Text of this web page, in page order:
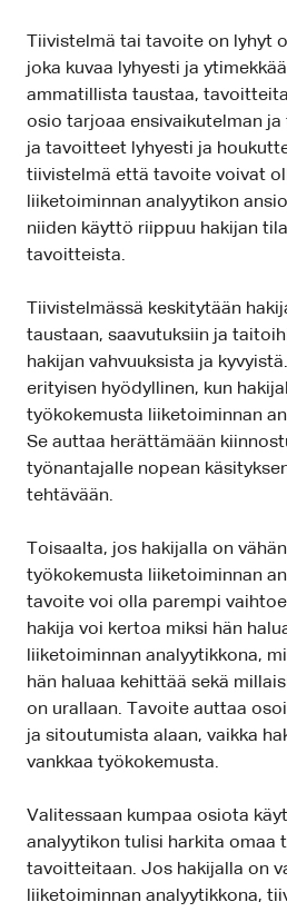
Tiivistelmä tai tavoite on lyhyt
joka kuvaa lyhyesti ja
ammatillista taustaa,
osio tarjoaa ensivaikutelman
ja tavoitteet lyhyesti ja
tiivistelmä että tavoite voivat
liiketoiminnan analyytikon
niiden käyttö riippuu hakijan
tavoitteista.
Tiivistelmässä keskitytään
taustaan, saavutuksiin ja
hakijan vahvuuksista ja
erityisen hyödyllinen, kun
työkokemusta liiketoiminnan
Se auttaa herättämään
työnantajalle nopean
tehtävään.
Toisaalta, jos hakijalla on
työkokemusta liiketoiminnan
tavoite voi olla parempi
hakija voi kertoa miksi hän
liiketoiminnan analyytikkona,
hän haluaa kehittää sekä
on urallaan. Tavoite auttaa
ja sitoutumista alaan, vaikka
vankkaa työkokemusta.
Valitessaan kumpaa osiota
analyytikon tulisi harkita omaa
tavoitteitaan. Jos hakijalla on
liiketoiminnan analyytikkona,